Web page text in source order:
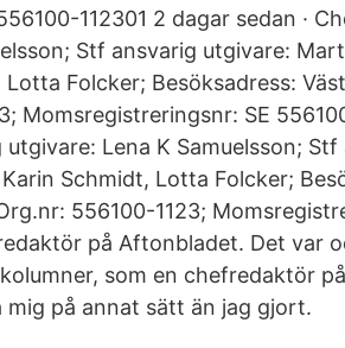
112301 2 dagar sedan ·
Stf ansvarig utgivare:
Folcker; Besöksadress:
Momsregistreringsnr: SE
Lena K Samuelsson;
Schmidt, Lotta Folcker;
556100-1123;
på Aftonbladet. Det var
som en chefredaktör
på annat sätt än jag gjort.